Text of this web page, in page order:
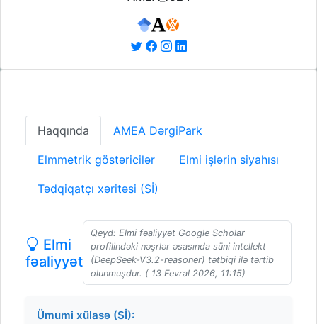
Haqqında AMEA DərgiPark
Elmmetrik göstəricilər Elmi işlərin siyahısı
Tədqiqatçı xəritəsi (Sİ)
Elmi
fəaliyyət
Qeyd: Elmi fəaliyyət Google Scholar
profilindəki nəşrlər əsasında süni intellekt
(DeepSeek-V3.2-reasoner) tətbiqi ilə tərtib
olunmuşdur. ( 13 Fevral 2026, 11:15)
Ümumi xülasə (Sİ):